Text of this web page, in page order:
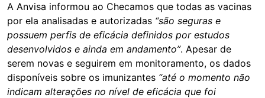
A Anvisa informou ao Checamos que todas as vacinas
por ela analisadas e autorizadas “são seguras e
possuem perfis de eficácia definidos por estudos
desenvolvidos e ainda em andamento”. Apesar de
serem novas e seguirem em monitoramento, os dados
disponíveis sobre os imunizantes “até o momento não
indicam alterações no nível de eficácia que foi